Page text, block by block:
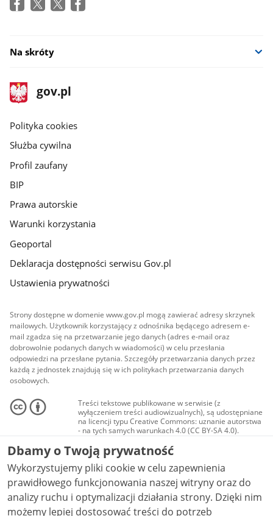
Na skróty
stopka
gov.pl
Strona
gov.pl
gov.pl
Polityka cookies
Służba cywilna
Profil zaufany
BIP
Prawa autorskie
Warunki korzystania
Geoportal
Deklaracja dostępności serwisu Gov.pl
Ustawienia prywatności
Strony dostępne w domenie www.gov.pl mogą zawierać adresy skrzynek
mailowych. Użytkownik korzystający z odnośnika będącego adresem e-
mail zgadza się na przetwarzanie jego danych (adres e-mail oraz
dobrowolnie podanych danych w wiadomości) w celu przesłania
odpowiedzi na przesłane pytania. Szczegóły przetwarzania danych przez
każdą z jednostek znajdują się w ich politykach przetwarzania danych
osobowych.
Treści tekstowe publikowane w serwisie (z
wyłączeniem treści audiowizualnych), są udostępniane
na licencji typu Creative Commons: uznanie autorstwa
- na tych samych warunkach 4.0 (CC BY-SA 4.0).
Materiały audiowizualne, w tym zdjęcia, materiały
audio i wideo, są udostępniane na licencji typu
Creative Commons: uznanie autorstwa użycie
niekomercyjne - bez utworów zależnych 4.0 (CC BY-
NC-ND 4.0), o ile nie jest to stwierdzone inaczej.
Dbamy o Twoją prywatność
Wykorzystujemy pliki cookie w celu zapewnienia
prawidłowego funkcjonowania naszej witryny oraz do
analizy ruchu i optymalizacji działania strony. Dzięki nim
możemy lepiej dostosować treści do potrzeb